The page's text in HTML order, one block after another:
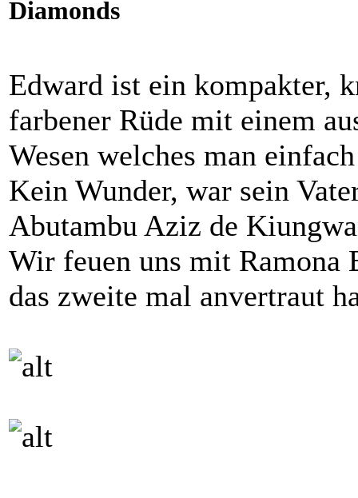
Diamonds
Edward ist ein kompakter,
farbener Rüde mit einem
Wesen welches man
Kein Wunder, war sein
Abutambu Aziz de
Wir feuen uns mit Ramona
das zweite mal anvertraut